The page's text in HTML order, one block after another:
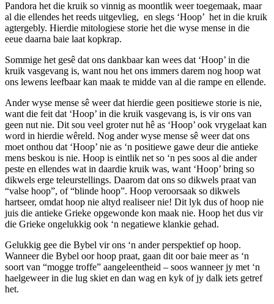
Pandora het die kruik so vinnig as moontlik weer toegemaak, maar
al die ellendes het reeds uitgevlieg, en slegs ‘Hoop’ het in die kruik
agtergebly. Hierdie mitologiese storie het die wyse mense in die
eeue daarna baie laat kopkrap.
Sommige het gesê dat ons dankbaar kan wees dat ‘Hoop’ in die
kruik vasgevang is, want nou het ons immers darem nog hoop wat
ons lewens leefbaar kan maak te midde van al die rampe en ellende.
Ander wyse mense sê weer dat hierdie geen positiewe storie is nie,
want die feit dat ‘Hoop’ in die kruik vasgevang is, is vir ons van
geen nut nie. Dit sou veel groter nut hê as ‘Hoop’ ook vrygelaat kan
word in hierdie wêreld. Nog ander wyse mense sê weer dat ons
moet onthou dat ‘Hoop’ nie as ‘n positiewe gawe deur die antieke
mens beskou is nie. Hoop is eintlik net so ‘n pes soos al die ander
peste en ellendes wat in daardie kruik was, want ‘Hoop’ bring so
dikwels erge teleurstellings. Daarom dat ons so dikwels praat van
“valse hoop”, of “blinde hoop”. Hoop veroorsaak so dikwels
hartseer, omdat hoop nie altyd realiseer nie! Dit lyk dus of hoop nie
juis die antieke Grieke opgewonde kon maak nie. Hoop het dus vir
die Grieke ongelukkig ook ‘n negatiewe klankie gehad.
Gelukkig gee die Bybel vir ons ‘n ander perspektief op hoop.
Wanneer die Bybel oor hoop praat, gaan dit oor baie meer as ‘n
soort van “mogge troffe” aangeleentheid – soos wanneer jy met ‘n
haelgeweer in die lug skiet en dan wag en kyk of jy dalk iets getref
het.